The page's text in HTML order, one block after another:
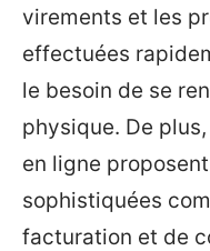
virements et les
effectuées
le besoin de se
physique. De
en ligne
sophistiquées
facturation et de